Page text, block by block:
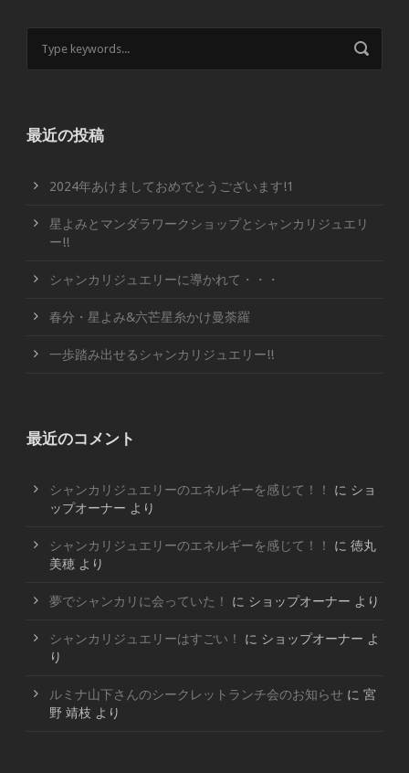
最近の投稿
2024年あけましておめでとうございます!1
星よみとマンダラワークショップとシャンカリジュエリ
ー!!
シャンカリジュエリーに導かれて・・・
春分・星よみ&六芒星糸かけ曼荼羅
一歩踏み出せるシャンカリジュエリー!!
最近のコメント
シャンカリジュエリーのエネルギーを感じて！！ に ショ
ップオーナー より
シャンカリジュエリーのエネルギーを感じて！！ に 徳丸
美穂 より
夢でシャンカリに会っていた！ に ショップオーナー より
シャンカリジュエリーはすごい！ に ショップオーナー よ
り
ルミナ山下さんのシークレットランチ会のお知らせ に 宮
野 靖枝 より